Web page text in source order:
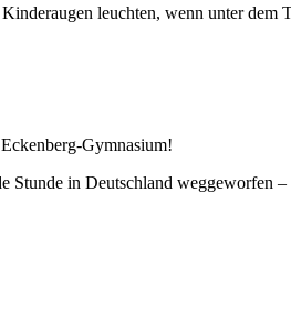
leuchten, wenn unter dem
Gymnasium!
Stunde in Deutschland weggeworfen